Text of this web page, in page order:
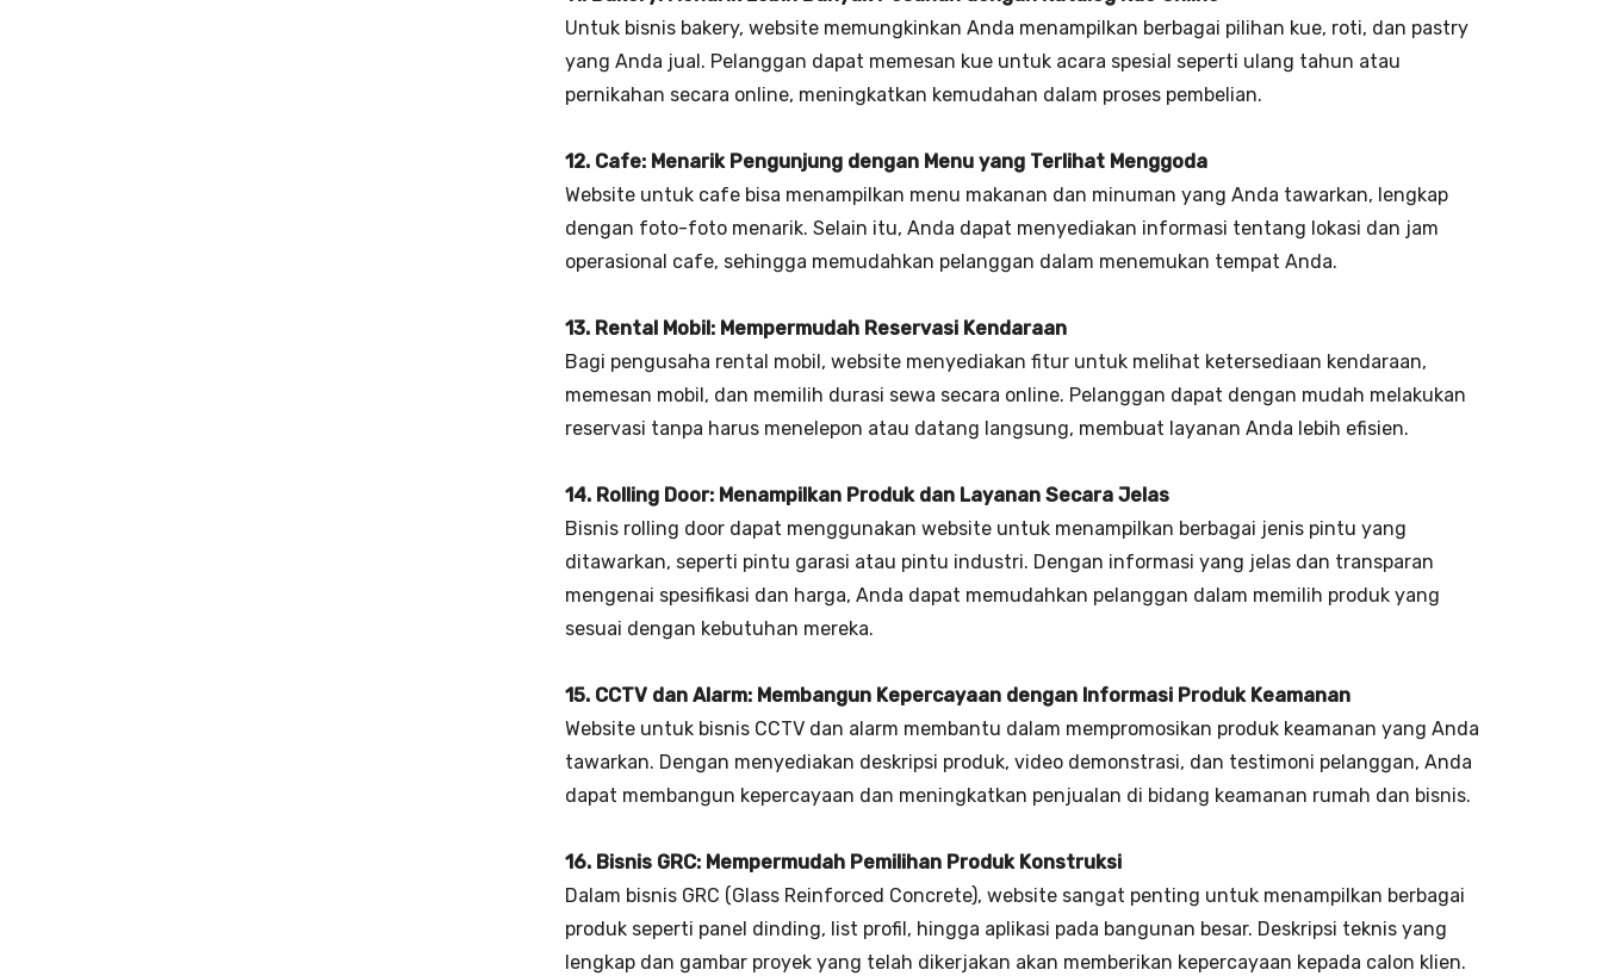
Untuk bisnis bakery, website memungkinkan Anda menampilkan berbagai pilihan kue, roti, dan pastry
yang Anda jual. Pelanggan dapat memesan kue untuk acara spesial seperti ulang tahun atau
pernikahan secara online, meningkatkan kemudahan dalam proses pembelian.
12. Cafe: Menarik Pengunjung dengan Menu yang Terlihat Menggoda
Website untuk cafe bisa menampilkan menu makanan dan minuman yang Anda tawarkan, lengkap
dengan foto-foto menarik. Selain itu, Anda dapat menyediakan informasi tentang lokasi dan jam
operasional cafe, sehingga memudahkan pelanggan dalam menemukan tempat Anda.
13. Rental Mobil: Mempermudah Reservasi Kendaraan
Bagi pengusaha rental mobil, website menyediakan fitur untuk melihat ketersediaan kendaraan,
memesan mobil, dan memilih durasi sewa secara online. Pelanggan dapat dengan mudah melakukan
reservasi tanpa harus menelepon atau datang langsung, membuat layanan Anda lebih efisien.
14. Rolling Door: Menampilkan Produk dan Layanan Secara Jelas
Bisnis rolling door dapat menggunakan website untuk menampilkan berbagai jenis pintu yang
ditawarkan, seperti pintu garasi atau pintu industri. Dengan informasi yang jelas dan transparan
mengenai spesifikasi dan harga, Anda dapat memudahkan pelanggan dalam memilih produk yang
sesuai dengan kebutuhan mereka.
15. CCTV dan Alarm: Membangun Kepercayaan dengan Informasi Produk Keamanan
Website untuk bisnis CCTV dan alarm membantu dalam mempromosikan produk keamanan yang Anda
tawarkan. Dengan menyediakan deskripsi produk, video demonstrasi, dan testimoni pelanggan, Anda
dapat membangun kepercayaan dan meningkatkan penjualan di bidang keamanan rumah dan bisnis.
16. Bisnis GRC: Mempermudah Pemilihan Produk Konstruksi
Dalam bisnis GRC (Glass Reinforced Concrete), website sangat penting untuk menampilkan berbagai
produk seperti panel dinding, list profil, hingga aplikasi pada bangunan besar. Deskripsi teknis yang
lengkap dan gambar proyek yang telah dikerjakan akan memberikan kepercayaan kepada calon klien.